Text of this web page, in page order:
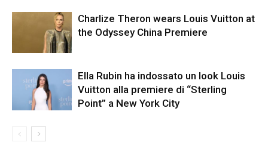
Charlize Theron wears Louis Vuitton at
the Odyssey China Premiere
Ella Rubin ha indossato un look Louis
Vuitton alla premiere di “Sterling
Point” a New York City